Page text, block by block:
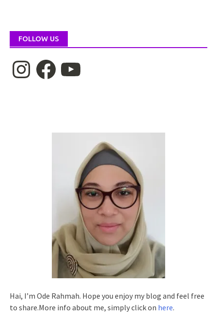
FOLLOW US
InstagramFacebookYouTube
Hai, I’m Ode Rahmah. Hope you enjoy my blog and feel free
to share.More info about me, simply click on here.